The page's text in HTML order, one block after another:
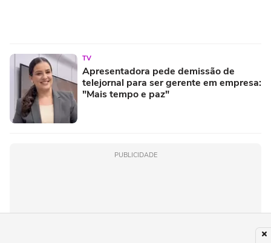
TV
Apresentadora pede demissão de
telejornal para ser gerente em empresa:
"Mais tempo e paz"
PUBLICIDADE